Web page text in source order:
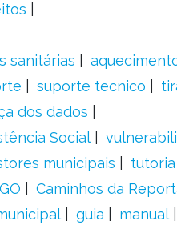
sanitárias
suporte tecnico
dos dados
Social
municipais
tutoria
Caminhos da
guia manual